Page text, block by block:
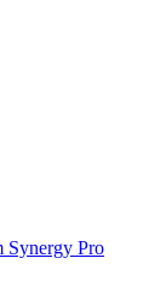
Synergy Pro